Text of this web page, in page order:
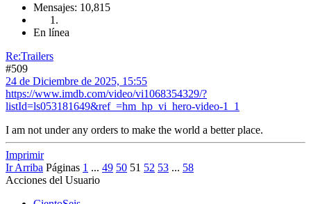
Mensajes: 10,815
En línea
Re:Trailers
#509
24 de Diciembre de 2025, 15:55
https://www.imdb.com/video/vi1068354329/?
listId=ls053181649&ref_=hm_hp_vi_hero-video-1_1
I am not under any orders to make the world a better place.
Imprimir
Ir Arriba Páginas 1 ... 49 50 51 52 53 ... 58
Acciones del Usuario